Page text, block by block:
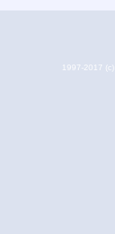
1997-2017